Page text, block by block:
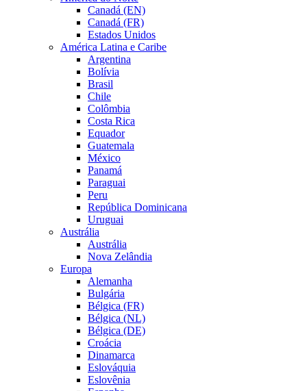
Canadá (EN)
Canadá (FR)
Estados Unidos
América Latina e Caribe
Argentina
Bolívia
Brasil
Chile
Colômbia
Costa Rica
Equador
Guatemala
México
Panamá
Paraguai
Peru
República Dominicana
Uruguai
Austrália
Austrália
Nova Zelândia
Europa
Alemanha
Bulgária
Bélgica (FR)
Bélgica (NL)
Bélgica (DE)
Croácia
Dinamarca
Eslováquia
Eslovênia